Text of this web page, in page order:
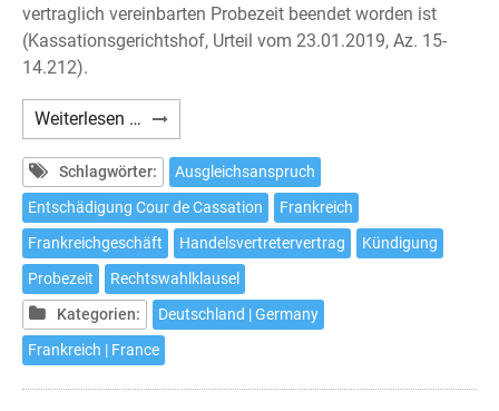
vertraglich vereinbarten Probezeit beendet worden ist
(Kassationsgerichtshof, Urteil vom 23.01.2019, Az. 15-
14.212).
Weiterlesen … Handelsvertreter:
Ausgleich
in
Frankreich
auch
bei
Kündigung
in
Probezeit
Schlagwörter:
Ausgleichsanspruch
Entschädigung Cour de Cassation
Frankreich
Frankreichgeschäft
Handelsvertretervertrag
Kündigung
Probezeit
Rechtswahlklausel
Kategorien:
Deutschland | Germany
Frankreich | France